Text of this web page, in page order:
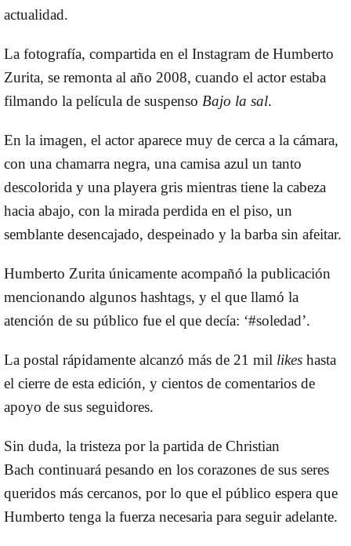
actualidad.
La fotografía, compartida en el Instagram de Humberto
Zurita, se remonta al año 2008, cuando el actor estaba
filmando la película de suspenso Bajo la sal.
En la imagen, el actor aparece muy de cerca a la cámara,
con una chamarra negra, una camisa azul un tanto
descolorida y una playera gris mientras tiene la cabeza
hacia abajo, con la mirada perdida en el piso, un
semblante desencajado, despeinado y la barba sin afeitar.
Humberto Zurita únicamente acompañó la publicación
mencionando algunos hashtags, y el que llamó la
atención de su público fue el que decía: ‘#soledad’.
La postal rápidamente alcanzó más de 21 mil likes hasta
el cierre de esta edición, y cientos de comentarios de
apoyo de sus seguidores.
Sin duda, la tristeza por la partida de Christian
Bach continuará pesando en los corazones de sus seres
queridos más cercanos, por lo que el público espera que
Humberto tenga la fuerza necesaria para seguir adelante.